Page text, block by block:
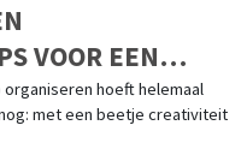
VOOR EEN
hoeft helemaal
met een beetje creativiteit